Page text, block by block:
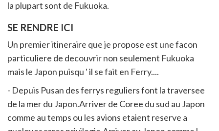
la plupart sont de Fukuoka.
SE RENDRE ICI
Un premier itineraire que je propose est une facon
particuliere de decouvrir non seulement Fukuoka
mais le Japon puisqu ' il se fait en Ferry....
- Depuis Pusan des ferrys reguliers font la traversee
de la mer du Japon.Arriver de Coree du sud au Japon
comme au temps ou les avions etaient reserve a